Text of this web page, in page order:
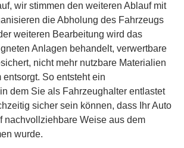
wir stimmen den weiteren Ablauf mit
die Abholung des Fahrzeugs
weiteren Bearbeitung wird das
Anlagen behandelt, verwertbare
nicht mehr nutzbare Materialien
So entsteht ein
dem Sie als Fahrzeughalter entlastet
sicher sein können, dass Ihr Auto
nachvollziehbare Weise aus dem
wurde.